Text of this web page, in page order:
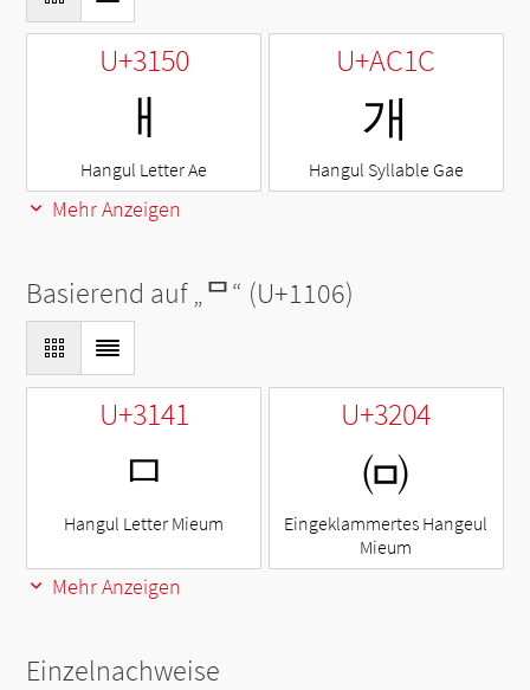
U+3150
ㅐ
Hangul Letter Ae
U+AC1C
개
Hangul Syllable Gae
Mehr Anzeigen
Basierend auf „ᄆ“ (U+1106)
U+3141
ㅁ
Hangul Letter Mieum
U+3204
㈄
Eingeklammertes Hangeul
Mieum
Mehr Anzeigen
Einzelnachweise